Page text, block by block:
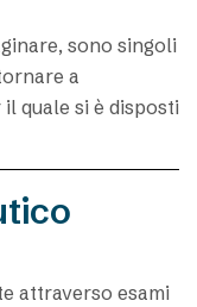
sono singoli
a
quale si è disposti
attraverso esami